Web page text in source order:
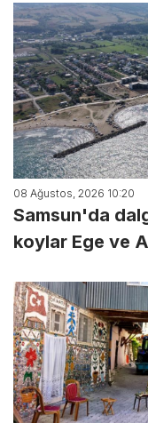
08 Ağustos, 2026 10:20
Samsun'da
koylar Ege ve